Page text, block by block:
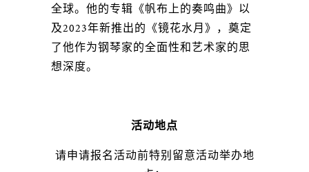
全球。他的专辑《帆布上的奏鸣曲》以
及2023年新推出的《镜花水月》，奠定
了他作为钢琴家的全面性和艺术家的思
想深度。
活动地点
请申请报名活动前特别留意活动举办地